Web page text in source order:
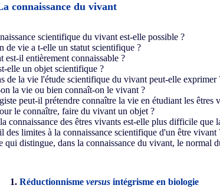
connaissance du vivant
scientifique du vivant est-elle possible ?
de vie a t-elle un statut scientifique ?
est-il entièrement connaissable ?
elle un objet scientifique ?
de la vie l'étude scientifique du vivant peut-elle exprimer
la vie ou bien connaît-on le vivant ?
peut-il prétendre connaître la vie en étudiant les êtres
le connaître, faire du vivant un objet ?
connaissance des êtres vivants est-elle plus difficile que
des limites à la connaissance scientifique d'un être vivant
qui distingue, dans la connaissance du vivant, le normal
1. Réductionnisme versus intégrisme en biologie